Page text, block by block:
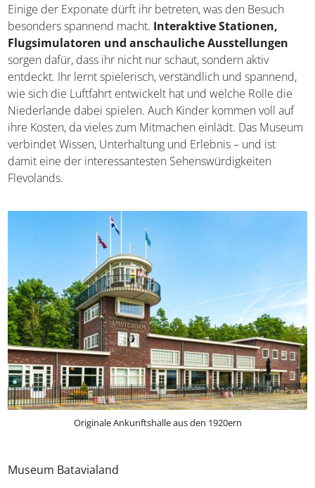
Einige der Exponate dürft ihr betreten, was den Besuch
besonders spannend macht. Interaktive Stationen,
Flugsimulatoren und anschauliche Ausstellungen
sorgen dafür, dass ihr nicht nur schaut, sondern aktiv
entdeckt. Ihr lernt spielerisch, verständlich und spannend,
wie sich die Luftfahrt entwickelt hat und welche Rolle die
Niederlande dabei spielen. Auch Kinder kommen voll auf
ihre Kosten, da vieles zum Mitmachen einlädt. Das Museum
verbindet Wissen, Unterhaltung und Erlebnis – und ist
damit eine der interessantesten Sehenswürdigkeiten
Flevolands.
Originale Ankunftshalle aus den 1920ern
Museum Batavialand